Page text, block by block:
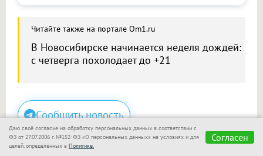
Читайте также на портале Om1.ru
В Новосибирске начинается неделя дождей:
с четверга похолодает до +21
Сообщить новость
Размещение рекламы
Даю своё согласие на обработку персональных данных в соответствии с
ФЗ от 27.07.2006 г. №152-ФЗ «О персональных данных» на условиях и для
целей, определённых в Политике.
Согласен